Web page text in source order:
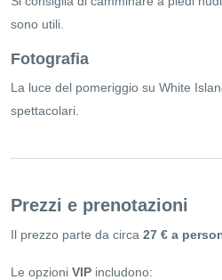
sono utili.
Fotografia
La luce del pomeriggio su White
spettacolari.
Prezzi e prenotazioni
Il prezzo parte da circa 27 € a
Le opzioni VIP includono: